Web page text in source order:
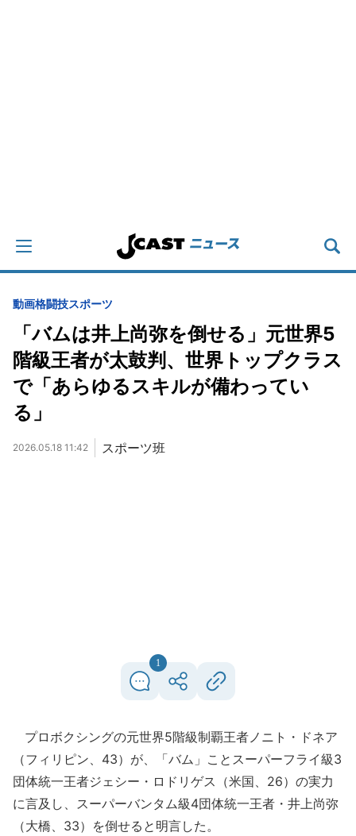
動画格闘技スポーツ
「バムは井上尚弥を倒せる」元世界5
階級王者が太鼓判、世界トップクラス
で「あらゆるスキルが備わってい
る」
2026.05.18 11:42 スポーツ班
1
プロボクシングの元世界5階級制覇王者ノニト・ドネア
（フィリピン、43）が、「バム」ことスーパーフライ級3
団体統一王者ジェシー・ロドリゲス（米国、26）の実力
に言及し、スーパーバンタム級4団体統一王者・井上尚弥
（大橋、33）を倒せると明言した。